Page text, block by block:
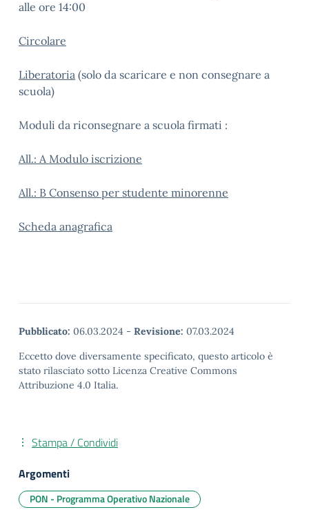
alle ore 14:00
Circolare
Liberatoria (solo da scaricare e non consegnare a
scuola)
Moduli da riconsegnare a scuola firmati :
All.: A Modulo iscrizione
All.: B Consenso per studente minorenne
Scheda anagrafica
Pubblicato: 06.03.2024 - Revisione: 07.03.2024
Eccetto dove diversamente specificato, questo articolo è
stato rilasciato sotto Licenza Creative Commons
Attribuzione 4.0 Italia.
Stampa / Condividi
Argomenti
PON - Programma Operativo Nazionale